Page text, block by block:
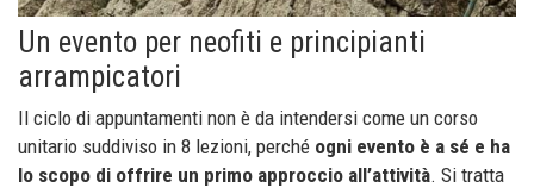
Un evento per neofiti e principianti
arrampicatori
Il ciclo di appuntamenti non è da intendersi come un corso
unitario suddiviso in 8 lezioni, perché ogni evento è a sé e ha
lo scopo di offrire un primo approccio all’attività. Si tratta